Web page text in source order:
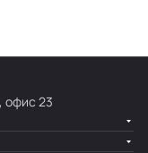
офис 23